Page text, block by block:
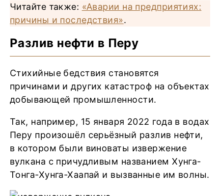
Читайте также: «Аварии на предприятиях:
причины и последствия».
Разлив нефти в Перу
Стихийные бедствия становятся
причинами и других катастроф на объектах
добывающей промышленности.
Так, например, 15 января 2022 года в водах
Перу произошёл серьёзный разлив нефти,
в котором были виноваты извержение
вулкана с причудливым названием Хунга-
Тонга-Хунга-Хаапай и вызванные им волны.